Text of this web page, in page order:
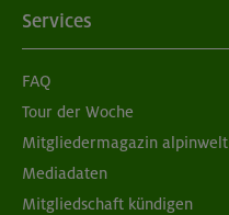
Services
FAQ
Tour der Woche
Mitgliedermagazin alpinwelt
Mediadaten
Mitgliedschaft kündigen